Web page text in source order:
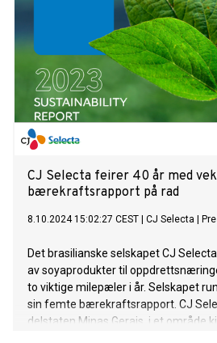
CJ Selecta feirer 40 år med
bærekraftsrapport på rad
8.10.2024 15:02:27 CEST CJ Selecta
Det brasilianske selskapet CJ
av soyaprodukter til
to viktige milepæler i år. Selskapet
sin femte bærekraftsrapport. CJ
delstaten Minas Gerais, i et område